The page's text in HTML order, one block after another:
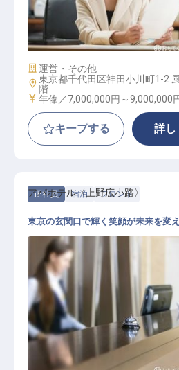
開発企画部長
施設業態
運営・その他
勤務地
東京都千代田区神田小川町1-2
階
給与
年俸／7,000,000円～9,000,000
キープする 詳し
正社員 宿泊 フロント
フロント
アパホテル〈上野広小路〉
東京の玄関口で輝く笑顔が未来を変